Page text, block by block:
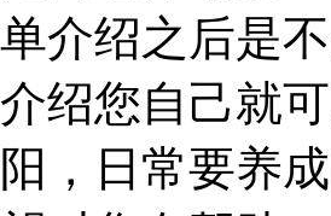
单介绍之后是
介绍您自己就
阳，日常要养